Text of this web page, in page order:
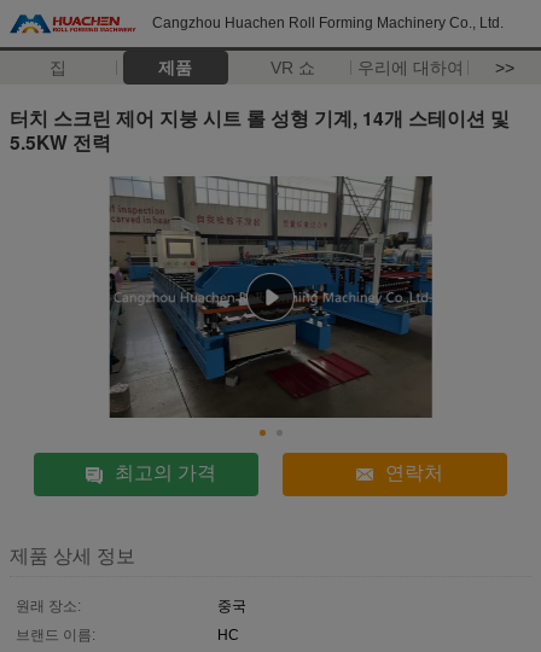
Cangzhou Huachen Roll Forming Machinery Co., Ltd.
집 제품 VR 쇼 우리에 대하여 >>
터치 스크린 제어 지붕 시트 롤 성형 기계, 14개 스테이션 및
5.5KW 전력
최고의 가격 연락처
제품 상세 정보
원래 장소:
중국
브랜드 이름:
HC